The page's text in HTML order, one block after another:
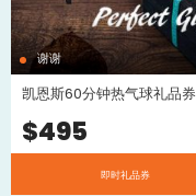
谢谢
凯恩斯60分钟热气球礼品券
$495
即时礼品券